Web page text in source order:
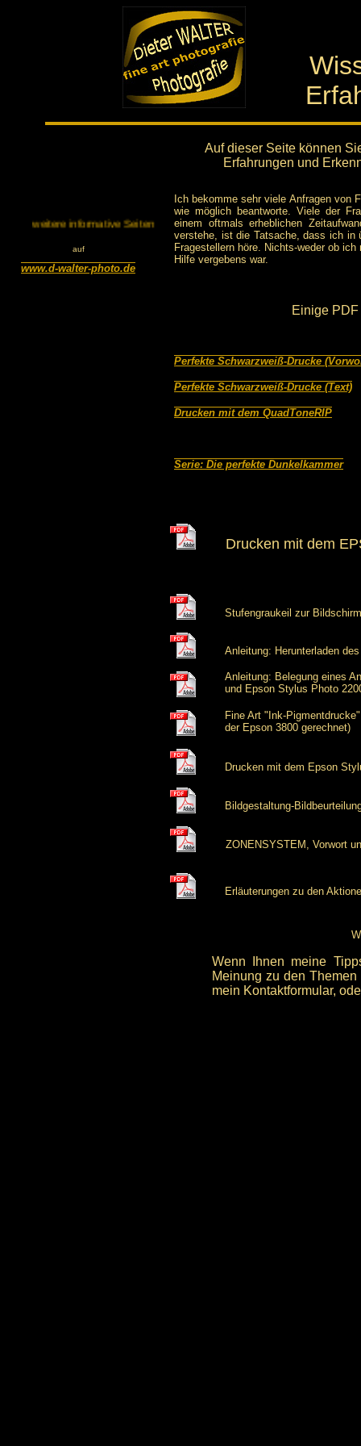
Auf dieser Seite können
Erfahrungen und
Ich bekomme sehr viele Anfragen von
wie möglich beantworte. Viele der
einem oftmals erheblichen
verstehe, ist die Tatsache, dass ich in
Fragestellern höre. Nichts-weder ob
Hilfe vergebens war.
weitere informative Seiten
auf
www.d-walter-photo.de
Einige
Perfekte Schwarzweiß-Drucke
Perfekte Schwarzweiß-Drucke (Text)
Drucken mit dem QuadToneRIP
Serie: Die perfekte Dunkelkammer
Drucken mit dem
Stufengraukeil zur
Anleitung: Herunterladen
Anleitung: Belegung eines
und Epson Stylus Photo
Fine Art "Ink-
der Epson 3800 gerechnet)
Drucken mit dem Epson
Bildgestaltung-
ZONENSYSTEM, Vorwort
Erläuterungen zu den
Wenn Ihnen meine
Meinung zu den
mein Kontaktformular,